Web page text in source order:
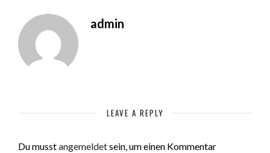
admin
LEAVE A REPLY
Du musstangemeldetsein, um einen Kommentar